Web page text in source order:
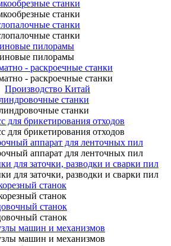
станки
станки
станки
станки
пилорамы
пилорамы
- раскроечные станки
- раскроечные станки
Производство Китай
станки
станки
для брикетирования отходов
для брикетирования отходов
аппарат для ленточных пил
аппарат для ленточных пил
для заточки, разводки и сварки пил
для заточки, разводки и сварки пил
станок
станок
станок
станок
машин и механизмов
машин и механизмов